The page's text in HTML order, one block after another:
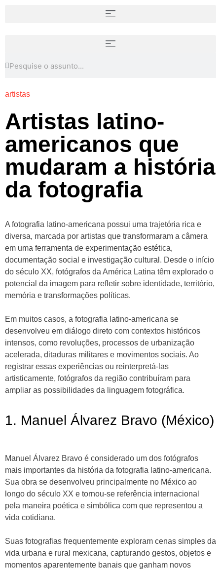
artistas
Artistas latino-
americanos que
mudaram a história
da fotografia
A fotografia latino-americana possui uma trajetória rica e
diversa, marcada por artistas que transformaram a câmera
em uma ferramenta de experimentação estética,
documentação social e investigação cultural. Desde o início
do século XX, fotógrafos da América Latina têm explorado o
potencial da imagem para refletir sobre identidade, território,
memória e transformações políticas.
Em muitos casos, a fotografia latino-americana se
desenvolveu em diálogo direto com contextos históricos
intensos, como revoluções, processos de urbanização
acelerada, ditaduras militares e movimentos sociais. Ao
registrar essas experiências ou reinterpretá-las
artisticamente, fotógrafos da região contribuíram para
ampliar as possibilidades da linguagem fotográfica.
1. Manuel Álvarez Bravo (México)
Manuel Álvarez Bravo é considerado um dos fotógrafos
mais importantes da história da fotografia latino-americana.
Sua obra se desenvolveu principalmente no México ao
longo do século XX e tornou-se referência internacional
pela maneira poética e simbólica com que representou a
vida cotidiana.
Suas fotografias frequentemente exploram cenas simples da
vida urbana e rural mexicana, capturando gestos, objetos e
momentos aparentemente banais que ganham novos